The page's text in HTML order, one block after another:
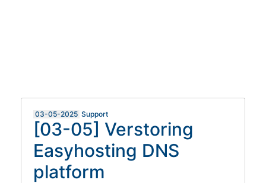
03-05-2025 Support
[03-05] Verstoring
Easyhosting DNS
platform